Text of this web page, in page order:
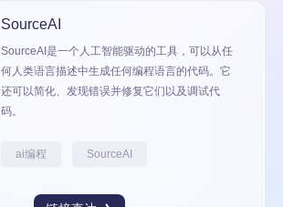
SourceAI
SourceAI是一个人工智能驱动的工具，可以从任
何人类语言描述中生成任何编程语言的代码。它
还可以简化、发现错误并修复它们以及调试代
码。
ai编程 SourceAI